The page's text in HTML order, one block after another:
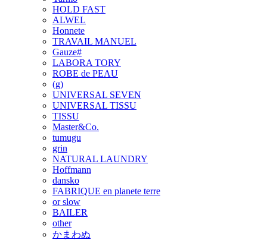
HOLD FAST
ALWEL
Honnete
TRAVAIL MANUEL
Gauze#
LABORA TORY
ROBE de PEAU
(g)
UNIVERSAL SEVEN
UNIVERSAL TISSU
TISSU
Master&Co.
tumugu
grin
NATURAL LAUNDRY
Hoffmann
dansko
FABRIQUE en planete terre
or slow
BAILER
other
かまわぬ